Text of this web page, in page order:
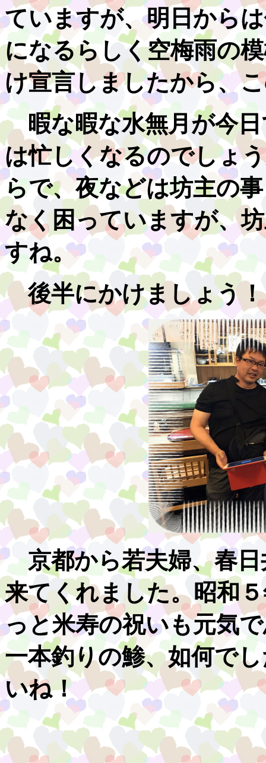
ていますが、明日から
になるらしく空梅雨の
け宣言しましたから、
暇な暇な水無月が今日
は忙しくなるのでしょ
らで、夜などは坊主の
なく困っていますが、
すね。
後半にかけましょう！
京都から若夫婦、春日
来てくれました。昭和
っと米寿の祝いも元気
一本釣りの鯵、如何で
いね！